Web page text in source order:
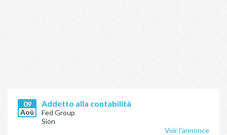
09
Aoû
Addetto alla contabilità
Fed Group
Sion
Voir l'annonce